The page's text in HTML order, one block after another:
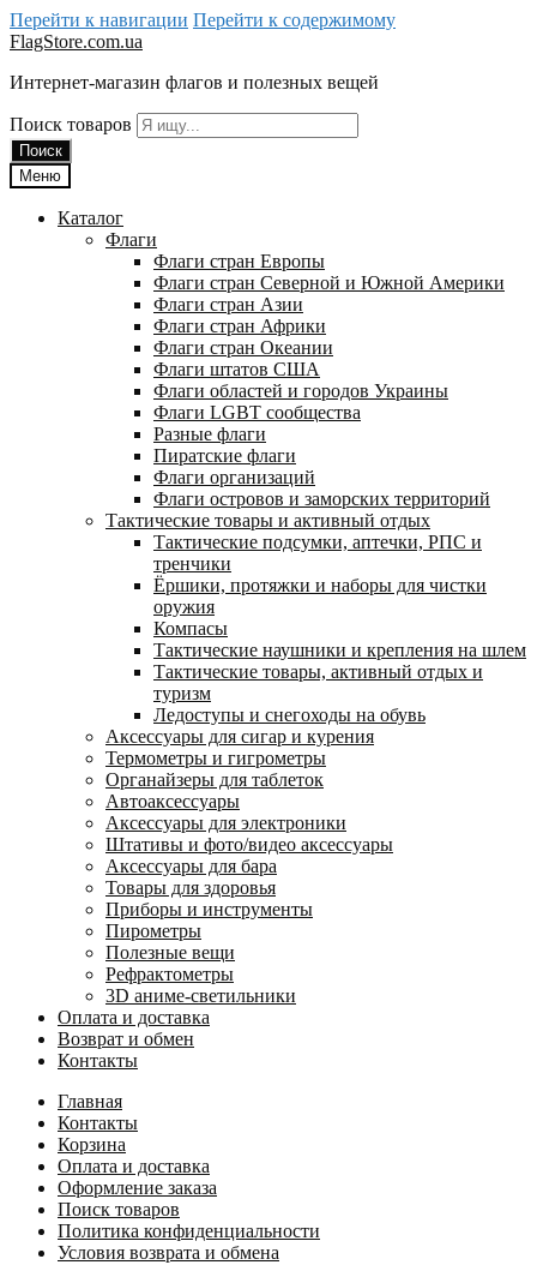
Перейти к навигации Перейти к содержимому
FlagStore.com.ua
Интернет-магазин флагов и полезных вещей
Поиск товаров
Поиск
Меню
Каталог
Флаги
Флаги стран Европы
Флаги стран Северной и Южной Америки
Флаги стран Азии
Флаги стран Африки
Флаги стран Океании
Флаги штатов США
Флаги областей и городов Украины
Флаги LGBT сообщества
Разные флаги
Пиратские флаги
Флаги организаций
Флаги островов и заморских территорий
Тактические товары и активный отдых
Тактические подсумки, аптечки, РПС и
тренчики
Ëршики, протяжки и наборы для чистки
оружия
Компасы
Тактические наушники и крепления на шлем
Тактические товары, активный отдых и
туризм
Ледоступы и снегоходы на обувь
Аксессуары для сигар и курения
Термометры и гигрометры
Органайзеры для таблеток
Автоаксессуары
Аксессуары для электроники
Штативы и фото/видео аксессуары
Аксессуары для бара
Товары для здоровья
Приборы и инструменты
Пирометры
Полезные вещи
Рефрактометры
3D аниме-светильники
Оплата и доставка
Возврат и обмен
Контакты
Главная
Контакты
Корзина
Оплата и доставка
Оформление заказа
Поиск товаров
Политика конфиденциальности
Условия возврата и обмена